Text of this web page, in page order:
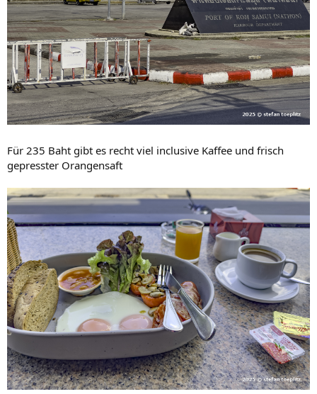
Für 235 Baht gibt es recht viel inclusive Kaffee und frisch
gepresster Orangensaft